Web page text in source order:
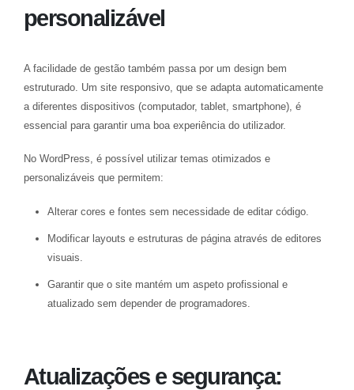
personalizável
A facilidade de gestão também passa por um design bem
estruturado. Um site responsivo, que se adapta automaticamente
a diferentes dispositivos (computador, tablet, smartphone), é
essencial para garantir uma boa experiência do utilizador.
No WordPress, é possível utilizar temas otimizados e
personalizáveis que permitem:
Alterar cores e fontes sem necessidade de editar código.
Modificar layouts e estruturas de página através de editores
visuais.
Garantir que o site mantém um aspeto profissional e
atualizado sem depender de programadores.
Atualizações e segurança: